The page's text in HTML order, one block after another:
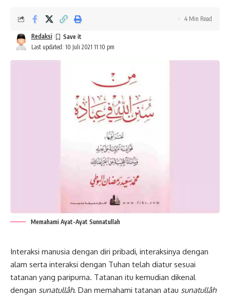
Last updated: 10 Juli 2021 11:10 pm
Redaksi
4 Min Read
Memahami Ayat-Ayat Sunnatullah
Interaksi manusia dengan diri pribadi, interaksinya dengan
alam serta interaksi dengan Tuhan telah diatur sesuai
tatanan yang paripurna. Tatanan itu kemudian dikenal
dengan sunatullâh. Dan memahami tatanan atau sunatullâh